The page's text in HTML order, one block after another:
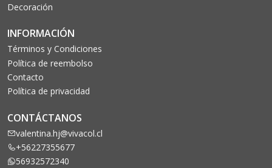
Decoración
INFORMACIÓN
Términos y Condiciones
Política de reembolso
Contacto
Política de privacidad
CONTÁCTANOS
valentina.hj@vivacol.cl
+56227355677
56932572340